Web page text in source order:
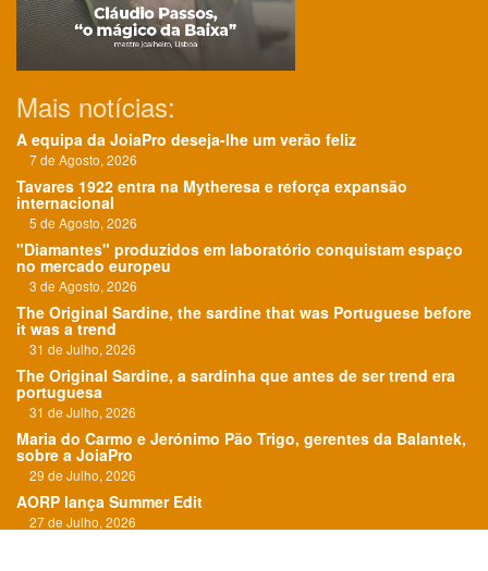
Mais notícias:
A equipa da JoiaPro deseja-lhe um verão feliz
7 de Agosto, 2026
Tavares 1922 entra na Mytheresa e reforça expansão
internacional
5 de Agosto, 2026
"Diamantes" produzidos em laboratório conquistam espaço
no mercado europeu
3 de Agosto, 2026
The Original Sardine, the sardine that was Portuguese before
it was a trend
31 de Julho, 2026
The Original Sardine, a sardinha que antes de ser trend era
portuguesa
31 de Julho, 2026
Maria do Carmo e Jerónimo Pão Trigo, gerentes da Balantek,
sobre a JoiaPro
29 de Julho, 2026
AORP lança Summer Edit
27 de Julho, 2026